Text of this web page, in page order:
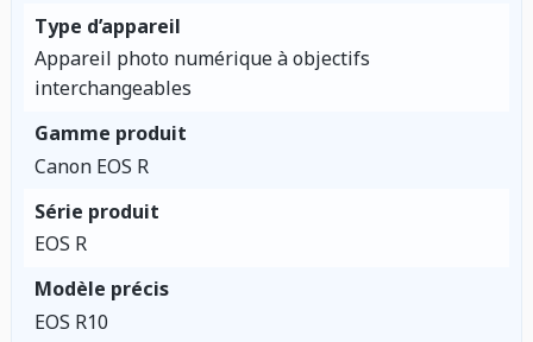
Type d’appareil
Appareil photo numérique à objectifs
interchangeables
Gamme produit
Canon EOS R
Série produit
EOS R
Modèle précis
EOS R10